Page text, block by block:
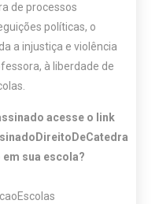
de processos
políticas, o
a injustiça e violência
à liberdade de
acesse o link
sua escola?